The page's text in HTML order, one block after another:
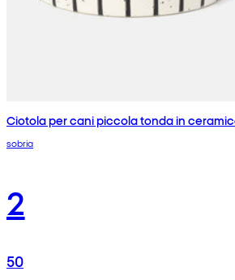
Ciotola per cani piccola tonda in
sobria
2
50